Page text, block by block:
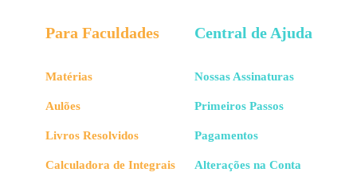
Para Faculdades
Matérias
Aulões
Livros Resolvidos
Calculadora de Integrais
Central de Ajuda
Nossas Assinaturas
Primeiros Passos
Pagamentos
Alterações na Conta